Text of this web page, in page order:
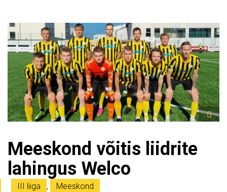
Meeskond võitis liidrite
lahingus Welco
III liiga ,
Meeskond